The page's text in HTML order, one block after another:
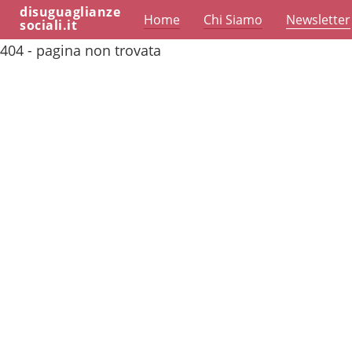
disuguaglianze
sociali.it Home Chi Siamo Newsletter
404 - pagina non trovata